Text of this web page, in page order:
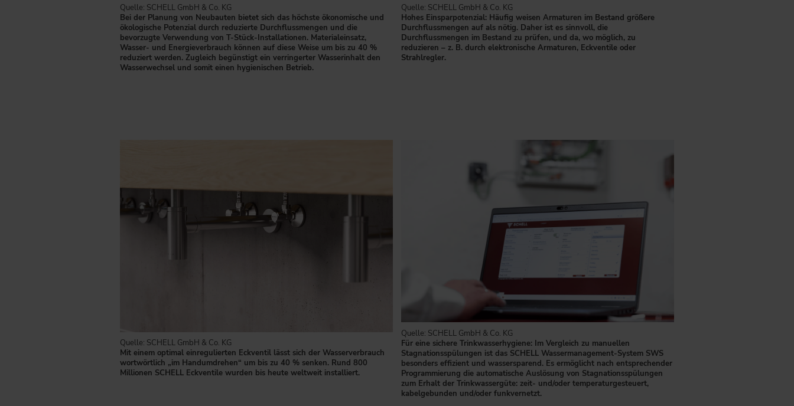
Quelle: SCHELL GmbH & Co. KG
Bei der Planung von Neubauten bietet sich das höchste ökonomische und
ökologische Potenzial durch reduzierte Durchflussmengen und die
bevorzugte Verwendung von T-Stück-Installationen. Materialeinsatz,
Wasser- und Energieverbrauch können auf diese Weise um bis zu 40 %
reduziert werden. Zugleich begünstigt ein verringerter Wasserinhalt den
Wasserwechsel und somit einen hygienischen Betrieb.
Quelle: SCHELL GmbH & Co. KG
Hohes Einsparpotenzial: Häufig weisen Armaturen im Bestand größere
Durchflussmengen auf als nötig. Daher ist es sinnvoll, die
Durchflussmengen im Bestand zu prüfen, und da, wo möglich, zu
reduzieren – z. B. durch elektronische Armaturen, Eckventile oder
Strahlregler.
Quelle: SCHELL GmbH & Co. KG
Mit einem optimal einregulierten Eckventil lässt sich der Wasserverbrauch
wortwörtlich „im Handumdrehen“ um bis zu 40 % senken. Rund 800
Millionen SCHELL Eckventile wurden bis heute weltweit installiert.
Quelle: SCHELL GmbH & Co. KG
Für eine sichere Trinkwasserhygiene: Im Vergleich zu manuellen
Stagnationsspülungen ist das SCHELL Wassermanagement-System SWS
besonders effizient und wassersparend. Es ermöglicht nach entsprechender
Programmierung die automatische Auslösung von Stagnationsspülungen
zum Erhalt der Trinkwassergüte: zeit- und/oder temperaturgesteuert,
kabelgebunden und/oder funkvernetzt.